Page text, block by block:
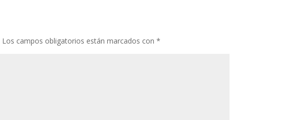
Los campos obligatorios están marcados con *